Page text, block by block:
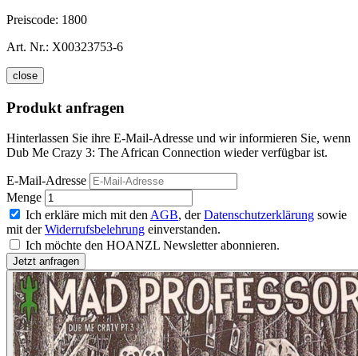
Preiscode: 1800
Art. Nr.: X00323753-6
close
Produkt anfragen
Hinterlassen Sie ihre E-Mail-Adresse und wir informieren Sie, wenn
Dub Me Crazy 3: The African Connection wieder verfügbar ist.
E-Mail-Adresse
Menge
Ich erkläre mich mit den AGB, derDatenschutzerklärung sowie
mit derWiderrufsbelehrung einverstanden.
Ich möchte den HOANZL Newsletter abonnieren.